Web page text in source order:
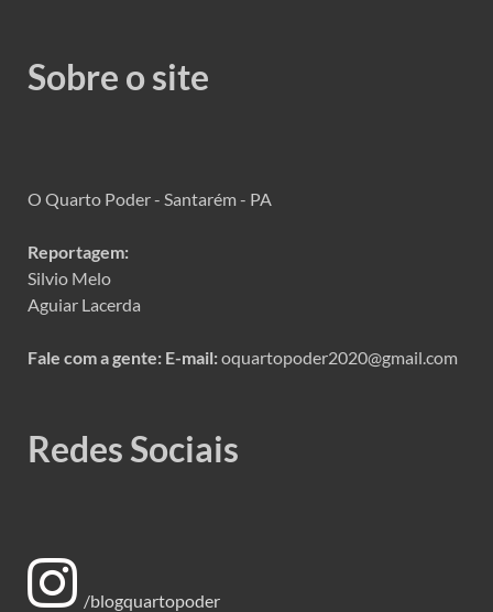
Sobre o site
O Quarto Poder - Santarém - PA
Reportagem:
Silvio Melo
Aguiar Lacerda
Fale com a gente: E-mail:oquartopoder2020@gmail.com
Redes Sociais
/blogquartopoder